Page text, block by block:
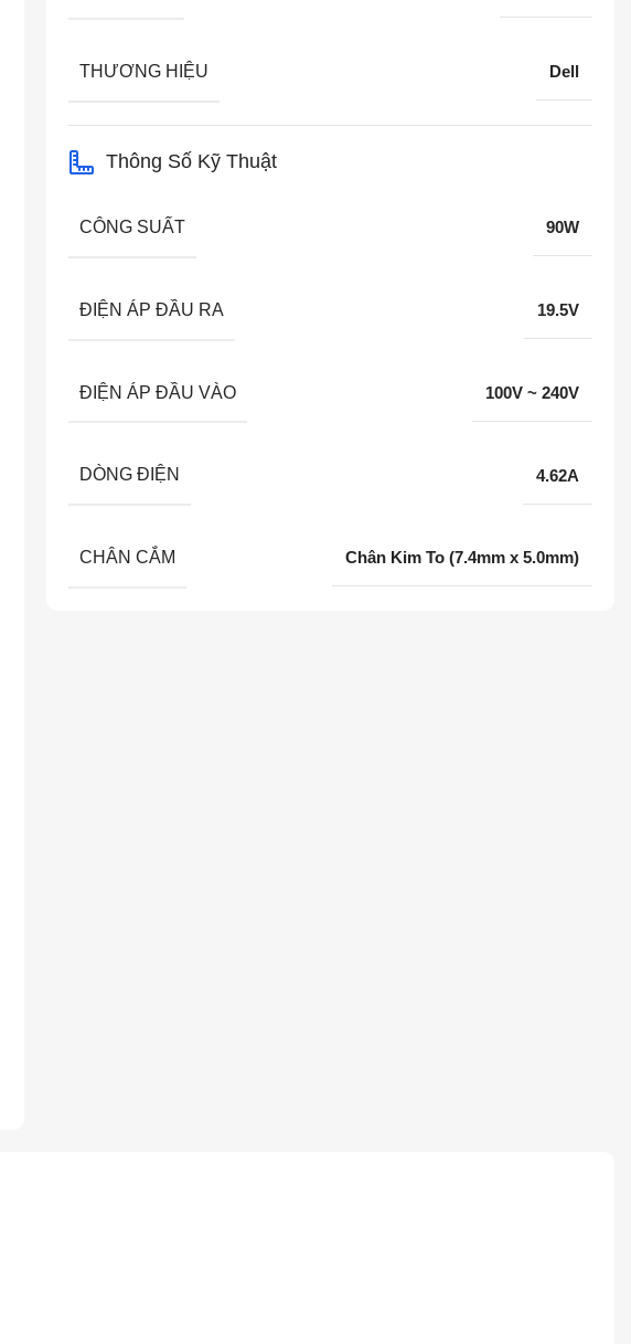
THƯƠNG HIỆU Dell
Thông Số Kỹ Thuật
CÔNG SUẤT 90W
ĐIỆN ÁP ĐẦU RA 19.5V
ĐIỆN ÁP ĐẦU VÀO 100V ~ 240V
DÒNG ĐIỆN 4.62A
CHÂN CẮM Chân Kim To (7.4mm x 5.0mm)